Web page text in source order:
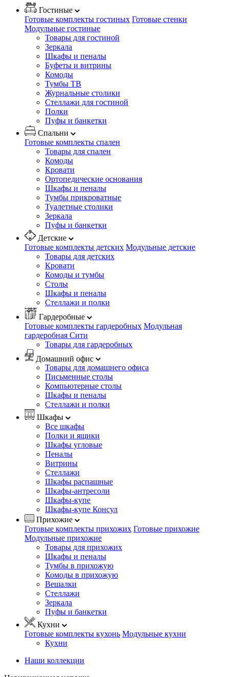
Гостиные
Готовые комплекты гостиных Готовые стенки
Модульные гостиные
Товары для гостиной
Зеркала
Шкафы и пеналы
Буфеты и витрины
Комоды
Тумбы ТВ
Журнальные столики
Стеллажи для гостиной
Полки
Пуфы и банкетки
Спальни
Готовые комплекты спален
Товары для спален
Комоды
Кровати
Ортопедические основания
Шкафы и пеналы
Тумбы прикроватные
Туалетные столики
Зеркала
Пуфы и банкетки
Детские
Готовые комплекты детских Модульные детские
Товары для детских
Кровати
Комоды и тумбы
Столы
Шкафы и пеналы
Стеллажи и полки
Гардеробные
Готовые комплекты гардеробных Модульная
гардеробная Сити
Товары для гардеробных
Домашний офис
Товары для домашнего офиса
Письменные столы
Компьютерные столы
Шкафы и пеналы
Стеллажи и полки
Шкафы
Все шкафы
Полки и ящики
Шкафы угловые
Пеналы
Витрины
Стеллажи
Шкафы распашные
Шкафы-антресоли
Шкафы-купе
Шкафы-купе Консул
Прихожие
Готовые комплекты прихожих Готовые прихожие
Модульные прихожие
Товары для прихожих
Шкафы и пеналы
Тумбы в прихожую
Комоды в прихожую
Вешалки
Стеллажи
Зеркала
Пуфы и банкетки
Кухни
Готовые комплекты кухонь Модульные кухни
Кухни
Наши коллекции